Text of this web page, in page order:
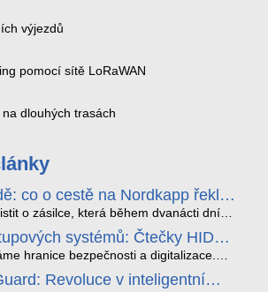
výjezdů
pomocí sítě LoRaWAN
dlouhých trasách
co o cestě na Nordkapp řekla
2 MAX
o zásilce, která během dvanácti dní
SMARTBOX 2 MAX jsme vzali na trasu z
Kirunu a finské Laponsko až na
dobití, v mrazu až −13 °C a mimo
není jen čára na mapě, ale
systémů: Čtečky HID
hranice bezpečnosti a digitalizace.
– moderní a vysoce univerzální
Revoluce v inteligentní